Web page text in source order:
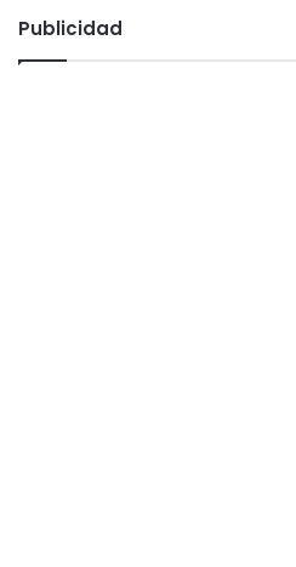
Publicidad